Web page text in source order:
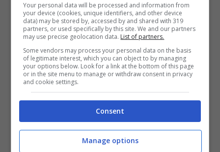
Your personal data will be processed and information from
your device (cookies, unique identifiers, and other device
data) may be stored by, accessed by and shared with 319
partners, or used specifically by this site. We and our partners
may use precise geolocation data. List of partners.
Some vendors may process your personal data on the basis
of legitimate interest, which you can object to by managing
your options below. Look for a link at the bottom of this page
or in the site menu to manage or withdraw consent in privacy
and cookie settings.
Consent
Manage options